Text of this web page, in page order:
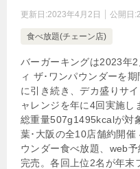
更新日:2023年4月2日 公開日:
食べ放題(チェーン店)
バーガーキングは2023年
ィ ザ･ワンパウンダーを
に引き続き、デカ盛りサ
ャレンジを年に4回実施し
総重量507g1495kcalが対
葉･大阪の全10店舗約開
ウンダー食べ放題、web
完売。各回上位2名が年末